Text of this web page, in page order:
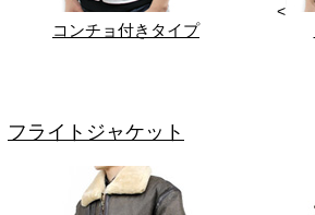
コンチョ付きタイプ
<
フライトジャケット